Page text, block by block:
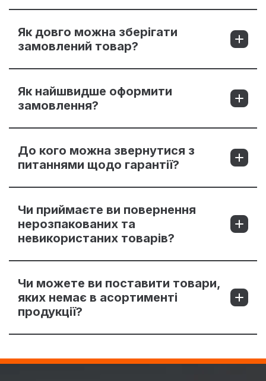
Як довго можна зберігати
замовлений товар?
Як найшвидше оформити
замовлення?
До кого можна звернутися з
питаннями щодо гарантії?
Чи приймаєте ви повернення
нерозпакованих та
невикористаних товарів?
Чи можете ви поставити товари,
яких немає в асортименті
продукції?